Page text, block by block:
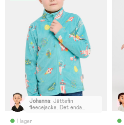
I lager
Johanna: Jättefin
fleecejacka. Det enda
på 79 kronor.